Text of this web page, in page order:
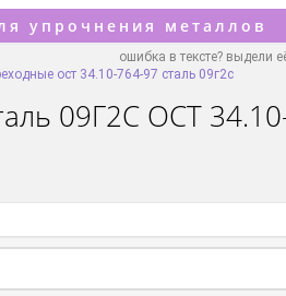
упрочнения металлов
ошибка в тексте? выдели
ост 34.10-764-97 сталь 09г2с
09Г2С ОСТ